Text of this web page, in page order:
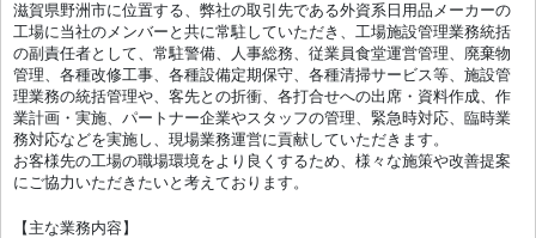
滋賀県野洲市に位置する、弊社の取引先である外資系日用品メーカーの
工場に当社のメンバーと共に常駐していただき、工場施設管理業務統括
の副責任者として、常駐警備、人事総務、従業員食堂運営管理、廃棄物
管理、各種改修工事、各種設備定期保守、各種清掃サービス等、施設管
理業務の統括管理や、客先との折衝、各打合せへの出席・資料作成、作
業計画・実施、パートナー企業やスタッフの管理、緊急時対応、臨時業
務対応などを実施し、現場業務運営に貢献していただきます。
お客様先の工場の職場環境をより良くするため、様々な施策や改善提案
にご協力いただきたいと考えております。
【主な業務内容】